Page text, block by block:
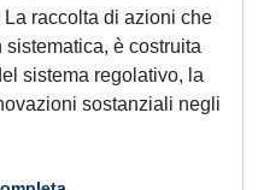
raccolta di azioni che
è costruita
sistema regolativo, la
sostanziali negli